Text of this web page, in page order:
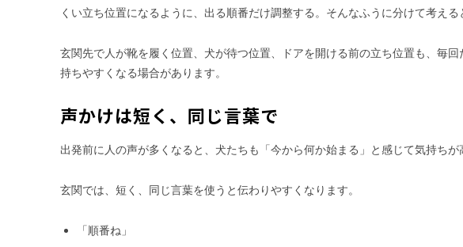
くい立ち位置になるように、出る順番だけ調整する。そんなふうに分けて考える
玄関先で人が靴を履く位置、犬が待つ位置、ドアを開ける前の立ち位置も、毎
持ちやすくなる場合があります。
声かけは短く、同じ言葉で
出発前に人の声が多くなると、犬たちも「今から何か始まる」と感じて気持ちが
玄関では、短く、同じ言葉を使うと伝わりやすくなります。
「順番ね」